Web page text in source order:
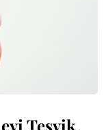
Teşvik